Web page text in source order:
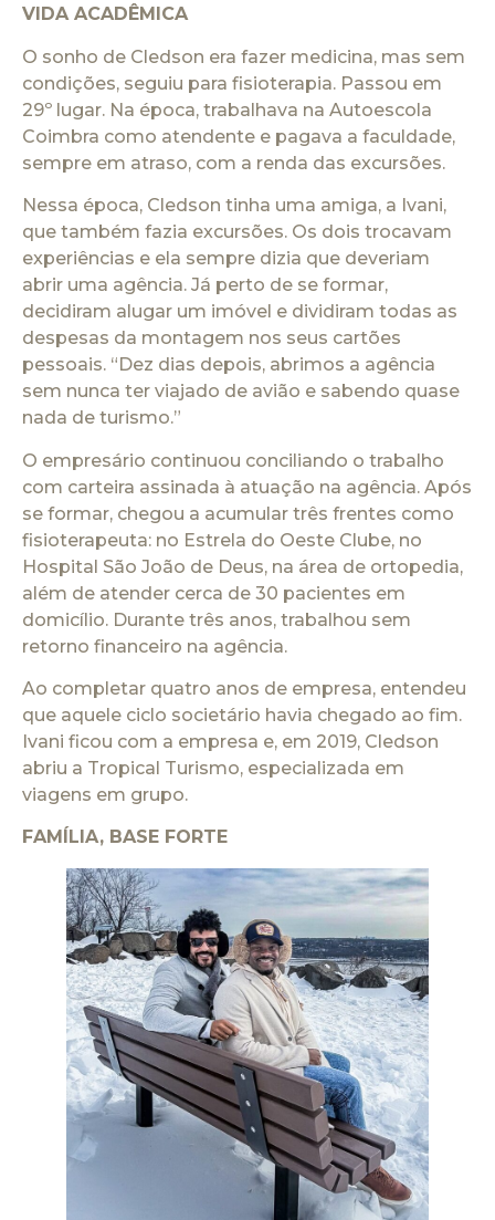
VIDA ACADÊMICA
O sonho de Cledson era fazer medicina, mas sem
condições, seguiu para fisioterapia. Passou em
29º lugar. Na época, trabalhava na Autoescola
Coimbra como atendente e pagava a faculdade,
sempre em atraso, com a renda das excursões.
Nessa época, Cledson tinha uma amiga, a Ivani,
que também fazia excursões. Os dois trocavam
experiências e ela sempre dizia que deveriam
abrir uma agência. Já perto de se formar,
decidiram alugar um imóvel e dividiram todas as
despesas da montagem nos seus cartões
pessoais. “Dez dias depois, abrimos a agência
sem nunca ter viajado de avião e sabendo quase
nada de turismo.”
O empresário continuou conciliando o trabalho
com carteira assinada à atuação na agência. Após
se formar, chegou a acumular três frentes como
fisioterapeuta: no Estrela do Oeste Clube, no
Hospital São João de Deus, na área de ortopedia,
além de atender cerca de 30 pacientes em
domicílio. Durante três anos, trabalhou sem
retorno financeiro na agência.
Ao completar quatro anos de empresa, entendeu
que aquele ciclo societário havia chegado ao fim.
Ivani ficou com a empresa e, em 2019, Cledson
abriu a Tropical Turismo, especializada em
viagens em grupo.
FAMÍLIA, BASE FORTE